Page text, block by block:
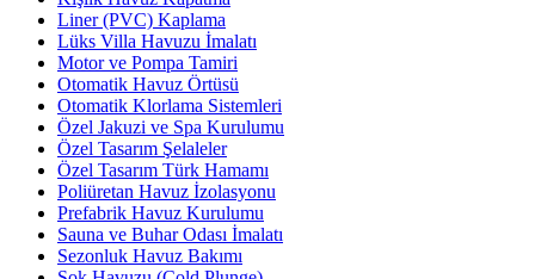
Liner (PVC) Kaplama
Lüks Villa Havuzu İmalatı
Motor ve Pompa Tamiri
Otomatik Havuz Örtüsü
Otomatik Klorlama Sistemleri
Özel Jakuzi ve Spa Kurulumu
Özel Tasarım Şelaleler
Özel Tasarım Türk Hamamı
Poliüretan Havuz İzolasyonu
Prefabrik Havuz Kurulumu
Sauna ve Buhar Odası İmalatı
Sezonluk Havuz Bakımı